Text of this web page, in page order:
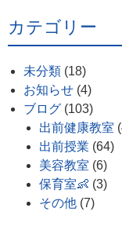
カテゴリー
未分類 (18)
お知らせ (4)
ブログ (103)
出前健康教室
出前授業 (64)
美容教室 (6)
保育室👶 (3)
その他 (7)